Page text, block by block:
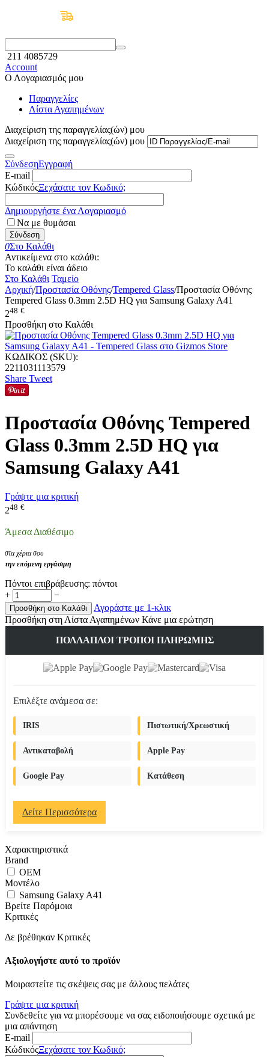
211 4085729
Account
Ο Λογαριασμός μου
Παραγγελίες
Λίστα Αγαπημένων
Διαχείριση της παραγγελίας(ών) μου
Διαχείριση της παραγγελίας(ών) μου
ΣύνδεσηΕγγραφή
E-mail
ΚώδικόςΞεχάσατε τον Κωδικό;
Δημιουργήστε ένα Λογαριασμό
Να με θυμάσαι
Σύνδεση
0Στο Καλάθι
Αντικείμενα στο καλάθι:
Το καλάθι είναι άδειο
Στο Καλάθι Ταμείο
Αρχική/Προστασία Οθόνης/Tempered Glass/Προστασία Οθόνης
Tempered Glass 0.3mm 2.5D HQ για Samsung Galaxy A41
248 €
Προσθήκη στο Καλάθι
ΚΩΔΙΚΟΣ (SKU):
2211031113579
Share Tweet
Προστασία Οθόνης Tempered
Glass 0.3mm 2.5D HQ για
Samsung Galaxy A41
Γράψτε μια κριτική
248 €
Άμεσα Διαθέσιμο
στα χέρια σου
την επόμενη εργάσιμη
Πόντοι επιβράβευσης: πόντοι
+
−
Προσθήκη στο Καλάθι
Αγοράστε με 1-κλικ
Προσθήκη στη Λίστα Αγαπημένων Κάνε μια ερώτηση
ΠΟΛΛΑΠΛΟΊ ΤΡΌΠΟΙ ΠΛΗΡΩΜΉΣ
Επιλέξτε ανάμεσα σε:
IRIS Πιστωτική/Χρεωστική
Αντικαταβολή Apple Pay
Google Pay Κατάθεση
Δείτε Περισσότερα
Χαρακτηριστικά
Brand
OEM
Μοντέλο
Samsung Galaxy A41
Βρείτε Παρόμοια
Κριτικές
Δε βρέθηκαν Κριτικές
Αξιολογήστε αυτό το προϊόν
Μοιραστείτε τις σκέψεις σας με άλλους πελάτες
Γράψτε μια κριτική
Συνδεθείτε για να μπορέσουμε να σας ειδοποιήσουμε σχετικά με
μια απάντηση
E-mail
ΚώδικόςΞεχάσατε τον Κωδικό;